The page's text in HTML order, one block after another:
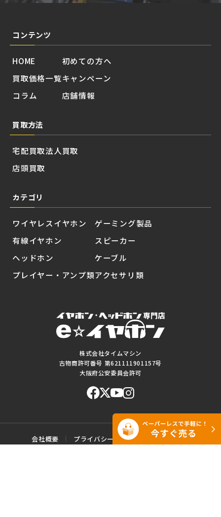
株式会社タイムマシン
古物商許可番号 第621111901157号
大阪府公安委員会許可
コンテンツ
HOME
買取価格一覧
コラム
初めての方へ
キャンペーン
店舗情報
買取方法
宅配買取
店頭買取
法人買取
カテゴリ
ワイヤレスイヤホン
有線イヤホン
ヘッドホン
プレイヤー・アンプ類
ゲーミング製品
スピーカー
ケーブル
アクセサリ類
会社概要 プライバシーポリシー
ご利用規約